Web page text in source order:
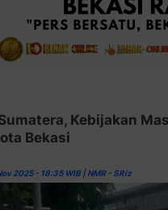
Kebijakan
Bekasi
2025 - 18:35 WIB|NMR- SRiz